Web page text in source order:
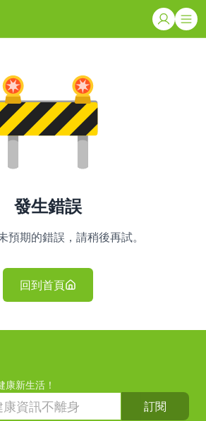
發生錯誤
預期的錯誤，請稍後再試。
回到首頁
新生活！
訂閱